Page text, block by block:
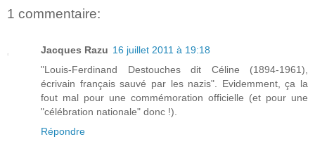
1 commentaire:
Jacques Razu 16 juillet 2011 à 19:18
"Louis-Ferdinand Destouches dit Céline (1894-1961),
écrivain français sauvé par les nazis". Evidemment, ça la
fout mal pour une commémoration officielle (et pour une
"célébration nationale" donc !).
Répondre